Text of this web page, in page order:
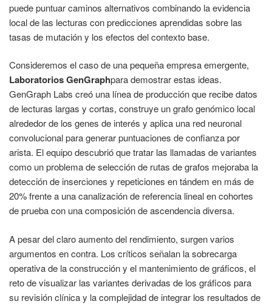
puede puntuar caminos alternativos combinando la evidencia
local de las lecturas con predicciones aprendidas sobre las
tasas de mutación y los efectos del contexto base.
Consideremos el caso de una pequeña empresa emergente,
Laboratorios GenGraphpara demostrar estas ideas.
GenGraph Labs creó una línea de producción que recibe datos
de lecturas largas y cortas, construye un grafo genómico local
alrededor de los genes de interés y aplica una red neuronal
convolucional para generar puntuaciones de confianza por
arista. El equipo descubrió que tratar las llamadas de variantes
como un problema de selección de rutas de grafos mejoraba la
detección de inserciones y repeticiones en tándem en más de
20% frente a una canalización de referencia lineal en cohortes
de prueba con una composición de ascendencia diversa.
A pesar del claro aumento del rendimiento, surgen varios
argumentos en contra. Los críticos señalan la sobrecarga
operativa de la construcción y el mantenimiento de gráficos, el
reto de visualizar las variantes derivadas de los gráficos para
su revisión clínica y la complejidad de integrar los resultados de